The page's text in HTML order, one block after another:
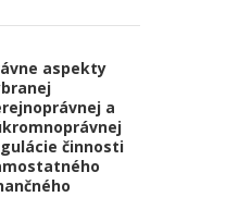
aspekty
a
činnosti